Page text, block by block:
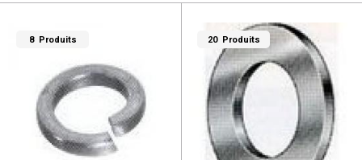
8 Produits 20 Produits